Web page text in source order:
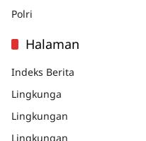
Polri
Halaman
Indeks Berita
Lingkunga
Lingkungan
Lingkungan